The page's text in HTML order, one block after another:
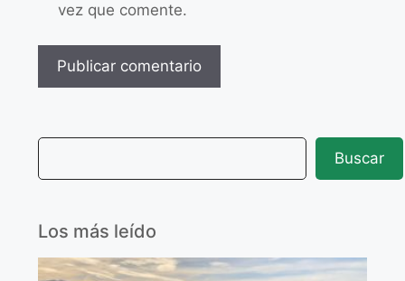
vez que comente.
Buscar
Los más leído